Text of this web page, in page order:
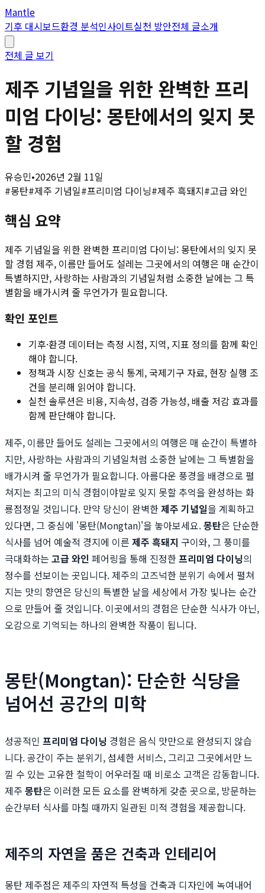
Mantle
기후 대시보드환경 분석인사이트실천 방안전체 글소개
전체 글 보기
제주 기념일을 위한 완벽한 프리
미엄 다이닝: 몽탄에서의 잊지 못
할 경험
유승민•2026년 2월 11일
#몽탄#제주 기념일#프리미엄 다이닝#제주 흑돼지#고급 와인
핵심 요약
제주 기념일을 위한 완벽한 프리미엄 다이닝: 몽탄에서의 잊지 못
할 경험 제주, 이름만 들어도 설레는 그곳에서의 여행은 매 순간이
특별하지만, 사랑하는 사람과의 기념일처럼 소중한 날에는 그 특
별함을 배가시켜 줄 무언가가 필요합니다.
확인 포인트
기후·환경 데이터는 측정 시점, 지역, 지표 정의를 함께 확인
해야 합니다.
정책과 시장 신호는 공식 통계, 국제기구 자료, 현장 실행 조
건을 분리해 읽어야 합니다.
실천 솔루션은 비용, 지속성, 검증 가능성, 배출 저감 효과를
함께 판단해야 합니다.
제주, 이름만 들어도 설레는 그곳에서의 여행은 매 순간이 특별하
지만, 사랑하는 사람과의 기념일처럼 소중한 날에는 그 특별함을
배가시켜 줄 무언가가 필요합니다. 아름다운 풍경을 배경으로 펼
쳐지는 최고의 미식 경험이야말로 잊지 못할 추억을 완성하는 화
룡점정일 것입니다. 만약 당신이 완벽한제주 기념일을 계획하고
있다면, 그 중심에 '몽탄(Mongtan)'을 놓아보세요.몽탄은 단순한
식사를 넘어 예술적 경지에 이른 제주 흑돼지 구이와, 그 풍미를
극대화하는 고급 와인 페어링을 통해 진정한프리미엄 다이닝의
정수를 선보이는 곳입니다. 제주의 고즈넉한 분위기 속에서 펼쳐
지는 맛의 향연은 당신의 특별한 날을 세상에서 가장 빛나는 순간
으로 만들어 줄 것입니다. 이곳에서의 경험은 단순한 식사가 아닌,
오감으로 기억되는 하나의 완벽한 작품이 됩니다.
몽탄(Mongtan): 단순한 식당을
넘어선 공간의 미학
성공적인 프리미엄 다이닝 경험은 음식 맛만으로 완성되지 않습
니다. 공간이 주는 분위기, 섬세한 서비스, 그리고 그곳에서만 느
낄 수 있는 고유한 철학이 어우러질 때 비로소 고객은 감동합니다.
제주 몽탄은 이러한 모든 요소를 완벽하게 갖춘 곳으로, 방문하는
순간부터 식사를 마칠 때까지 일관된 미적 경험을 제공합니다.
제주의 자연을 품은 건축과 인테리어
몽탄 제주점은 제주의 자연적 특성을 건축과 디자인에 녹여내어